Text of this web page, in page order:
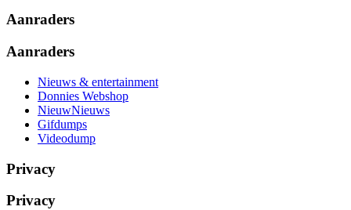
Aanraders
Aanraders
Nieuws & entertainment
Donnies Webshop
NieuwNieuws
Gifdumps
Videodump
Privacy
Privacy